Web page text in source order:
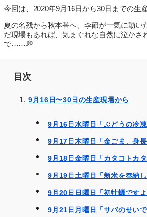
今回は、2020年9月16日から30日までの生
夏の名残から秋本番へ、季節が一気に動い
だ現場もあれば、気まぐれな自然に泣かさ
で……💭
目次
9月16日〜30日の生産現場から
9月16日水曜日「ぶどうの冷凍
9月17日木曜日「金ごま、身長
9月18日金曜日「カタコトカ
9月19日土曜日「新米を奉納し
9月20日日曜日「初牡蠣ですよ
9月21日月曜日「サバのせい